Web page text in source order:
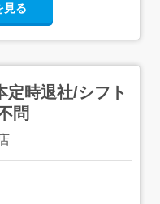
見る
定時退社/シフト
問